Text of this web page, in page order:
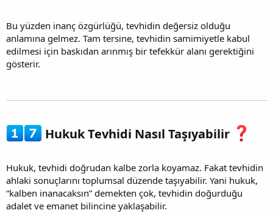
Bu yüzden inanç özgürlüğü, tevhidin değersiz olduğu
anlamına gelmez. Tam tersine, tevhidin samimiyetle kabul
edilmesi için baskıdan arınmış bir tefekkür alanı gerektiğini
gösterir.
Hukuk Tevhidi Nasıl Taşıyabilir
Hukuk, tevhidi doğrudan kalbe zorla koyamaz. Fakat tevhidin
ahlaki sonuçlarını toplumsal düzende taşıyabilir. Yani hukuk,
“kalben inanacaksın” demekten çok, tevhidin doğurduğu
adalet ve emanet bilincine yaklaşabilir.